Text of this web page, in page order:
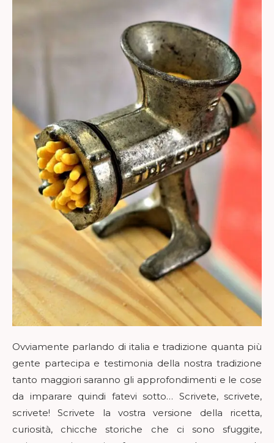
Ovviamente parlando di italia e tradizione quanta più
gente partecipa e testimonia della nostra tradizione
tanto maggiori saranno gli approfondimenti e le cose
da imparare quindi fatevi sotto… Scrivete, scrivete,
scrivete! Scrivete la vostra versione della ricetta,
curiosità, chicche storiche che ci sono sfuggite,